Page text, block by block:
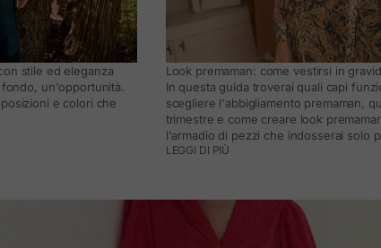
stile ed eleganza
un'opportunità.
e colori che
Look premaman: come vestirsi in
In questa guida troverai quali capi
scegliere l'abbigliamento premaman,
trimestre e come creare look
l'armadio di pezzi che indosserai solo
LEGGI DI PIÙ